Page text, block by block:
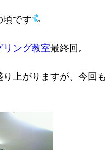
頃です
リング教室最終回。
上がりますが、今回も